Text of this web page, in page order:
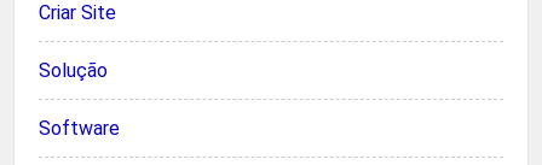
Criar Site
Solução
Software